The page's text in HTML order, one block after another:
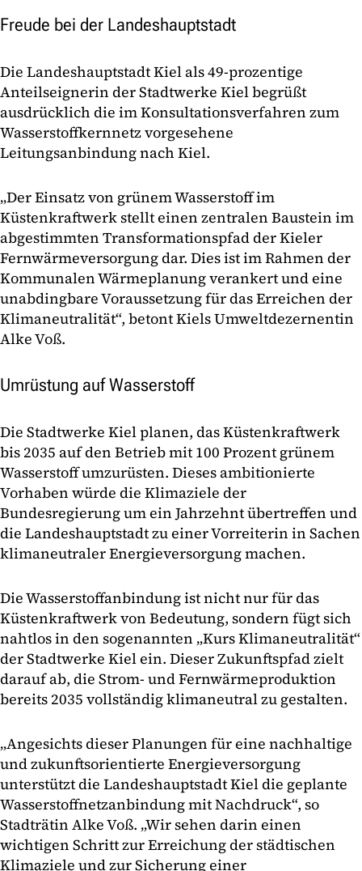
Freude bei der Landeshauptstadt
Die Landeshauptstadt Kiel als 49-prozentige
Anteilseignerin der Stadtwerke Kiel begrüßt
ausdrücklich die im Konsultationsverfahren zum
Wasserstoffkernnetz vorgesehene
Leitungsanbindung nach Kiel.
„Der Einsatz von grünem Wasserstoff im
Küstenkraftwerk stellt einen zentralen Baustein im
abgestimmten Transformationspfad der Kieler
Fernwärmeversorgung dar. Dies ist im Rahmen der
Kommunalen Wärmeplanung verankert und eine
unabdingbare Voraussetzung für das Erreichen der
Klimaneutralität“, betont Kiels Umweltdezernentin
Alke Voß.
Umrüstung auf Wasserstoff
Die Stadtwerke Kiel planen, das Küstenkraftwerk
bis 2035 auf den Betrieb mit 100 Prozent grünem
Wasserstoff umzurüsten. Dieses ambitionierte
Vorhaben würde die Klimaziele der
Bundesregierung um ein Jahrzehnt übertreffen und
die Landeshauptstadt zu einer Vorreiterin in Sachen
klimaneutraler Energieversorgung machen.
Die Wasserstoffanbindung ist nicht nur für das
Küstenkraftwerk von Bedeutung, sondern fügt sich
nahtlos in den sogenannten „Kurs Klimaneutralität“
der Stadtwerke Kiel ein. Dieser Zukunftspfad zielt
darauf ab, die Strom- und Fernwärmeproduktion
bereits 2035 vollständig klimaneutral zu gestalten.
„Angesichts dieser Planungen für eine nachhaltige
und zukunftsorientierte Energieversorgung
unterstützt die Landeshauptstadt Kiel die geplante
Wasserstoffnetzanbindung mit Nachdruck“, so
Stadträtin Alke Voß. „Wir sehen darin einen
wichtigen Schritt zur Erreichung der städtischen
Klimaziele und zur Sicherung einer